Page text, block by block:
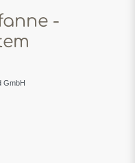
-
GmbH